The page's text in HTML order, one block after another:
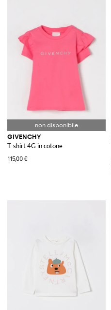
GIVENCHY
T-shirt 4G in cotone
115,00 €